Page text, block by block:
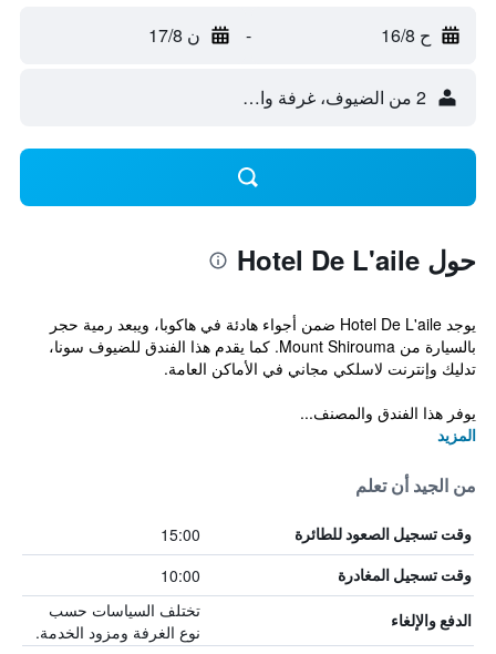
ح 16/8 - ن 17/8
2 من الضيوف، غرفة واحدة
حول Hotel De L'aile
يوجد Hotel De L'aile ضمن أجواء هادئة في هاكوبا، ويبعد رمية حجر
بالسيارة من Mount Shirouma. كما يقدم هذا الفندق للضيوف سونا،
تدليك وإنترنت لاسلكي مجاني في الأماكن العامة.
يوفر هذا الفندق والمصنف...
المزيد
من الجيد أن تعلم
وقت تسجيل الصعود للطائرة 15:00
وقت تسجيل المغادرة 10:00
الدفع والإلغاء
تختلف السياسات حسب
نوع الغرفة ومزود الخدمة.